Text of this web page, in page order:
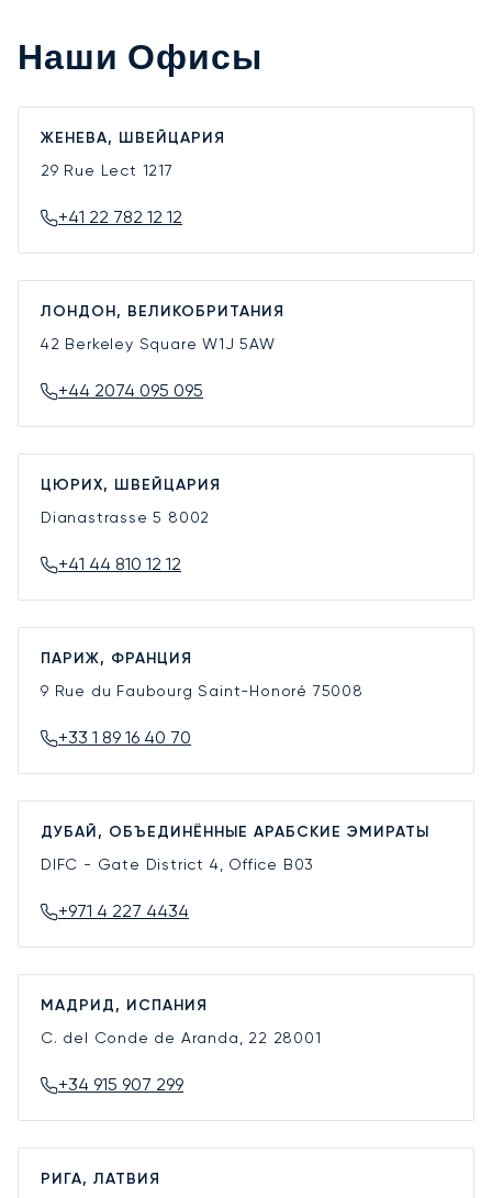
Наши Офисы
ЖЕНЕВА, ШВЕЙЦАРИЯ
29 Rue Lect 1217
+41 22 782 12 12
ЛОНДОН, ВЕЛИКОБРИТАНИЯ
42 Berkeley SquareW1J 5AW
+44 2074 095 095
ЦЮРИХ, ШВЕЙЦАРИЯ
Dianastrasse 5 8002
+41 44 810 12 12
ПАРИЖ, ФРАНЦИЯ
9 Rue du Faubourg Saint-Honoré 75008
+33 1 89 16 40 70
ДУБАЙ, ОБЪЕДИНЁННЫЕ АРАБСКИЕ ЭМИРАТЫ
DIFC - Gate District 4, Office B03
+971 4 227 4434
МАДРИД, ИСПАНИЯ
C. del Conde de Aranda, 22 28001
+34 915 907 299
РИГА, ЛАТВИЯ